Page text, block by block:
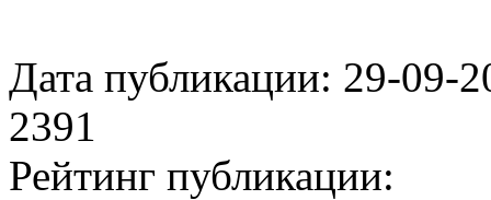
Дата публикации: 29-
2391
Рейтинг публикации: